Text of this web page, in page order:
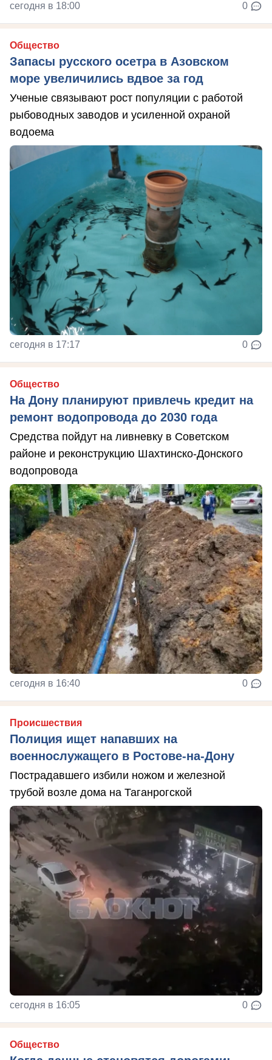
сегодня в 18:00 0
Общество
Запасы русского осетра в Азовском
море увеличились вдвое за год
Ученые связывают рост популяции с работой
рыбоводных заводов и усиленной охраной
водоема
сегодня в 17:17 0
Общество
На Дону планируют привлечь кредит на
ремонт водопровода до 2030 года
Средства пойдут на ливневку в Советском
районе и реконструкцию Шахтинско-Донского
водопровода
сегодня в 16:40 0
Происшествия
Полиция ищет напавших на
военнослужащего в Ростове-на-Дону
Пострадавшего избили ножом и железной
трубой возле дома на Таганрогской
сегодня в 16:05 0
Общество